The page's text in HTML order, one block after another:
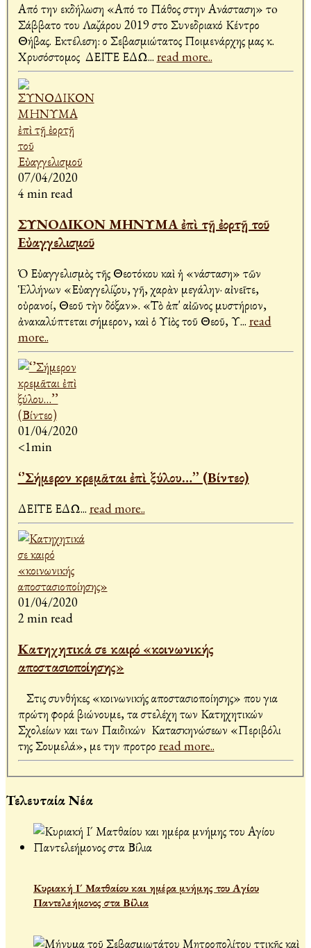
Από την εκδήλωση «Από το Πάθος στην Ανάσταση» τo
Σάββατο του Λαζάρου 2019 στο Συνεδριακό Κέντρο
Θήβας. Εκτέλεση: ο Σεβασμιώτατος Ποιμενάρχης μας κ.
Χρυσόστομος ΔΕΙΤΕ ΕΔΩ... read more..
07/04/2020
4 min read
ΣΥΝΟΔΙΚΟΝ ΜΗΝΥΜΑ ἐπὶ τῇ ἐορτῇ τοῦ
Εὐαγγελισμοῦ
Ὁ Εὐαγγελισμὸς τῆς Θεοτόκου καὶ ἡ «Ἀνάσταση» τῶν
Ἑλλήνων «Εὐαγγελίζου, γῆ, χαρὰν μεγάλην· αἰνεῖτε,
οὐρανοί, Θεοῦ τὴν δόξαν». «Τὸ ἀπ' αἰῶνος μυστήριον,
ἀνακαλύπτεται σήμερον, καὶ ὁ Υἱὸς τοῦ Θεοῦ, Υ... read
more..
01/04/2020
<1min
‘’Σήμερον κρεμᾶται ἐπὶ ξύλου…’’ (Βίντεο)
ΔΕΙΤΕ ΕΔΩ... read more..
01/04/2020
2 min read
Κατηχητικά σε καιρό «κοινωνικής
αποστασιοποίησης»
Στις συνθήκες «κοινωνικής αποστασιοποίησης» που για
πρώτη φορά βιώνουμε, τα στελέχη των Κατηχητικών
Σχολείων και των Παιδικών Κατασκηνώσεων «Περιβόλι
της Σουμελά», με την προτρο read more..
Τελευταία Νέα
Κυριακή Ι´ Ματθαίου και ημέρα μνήμης του Αγίου
Παντελεήμονος στα Βίλια